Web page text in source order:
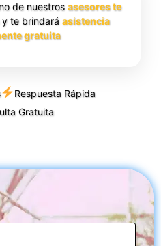
de nuestrosasesores te
y te brindará asistencia
gratuita
Respuesta Rápida
Gratuita